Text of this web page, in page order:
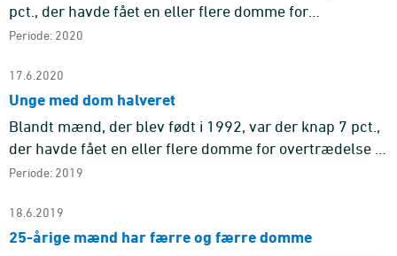
pct., der havde fået en eller flere domme for
overtrædelse af straffeloven ved alderen 25 år. For de
Periode: 2020
17.6.2020
Unge med dom halveret
Blandt mænd, der blev født i 1992, var der knap 7 pct.,
der havde fået en eller flere domme for overtrædelse af
straffeloven inden de fyldte 18 år. For de efterfølgende
Periode: 2019
18.6.2019
25-årige mænd har færre og færre domme